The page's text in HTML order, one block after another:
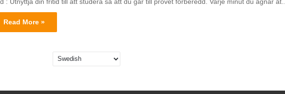
Read More »